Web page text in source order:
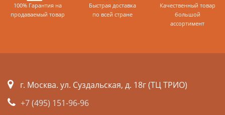
100% Гарантия на
продаваемый товар
Быстрая доставка
по всей стране
Качественный товар
большой
ассортимент
г. Москва. ул. Суздальская, д. 18г (ТЦ ТРИО)
+7 (495) 151-96-96